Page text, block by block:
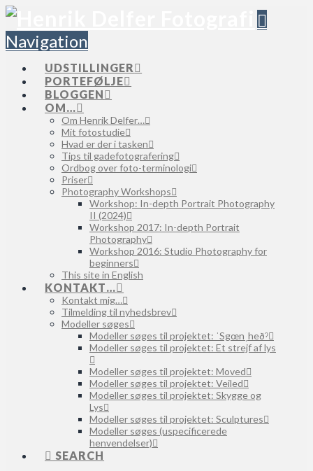
Navigation
UDSTILLINGER
PORTEFØLJE
BLOGGEN
OM…
Om Henrik Delfer…
Mit fotostudie
Hvad er der i tasken
Tips til gadefotografering
Ordbog over foto-terminologi
Priser
Photography Workshops
Workshop: In-depth Portrait Photography
II (2024)
Workshop 2017: In-depth Portrait
Photography
Workshop 2016: Studio Photography for
beginners
This site in English
KONTAKT…
Kontakt mig…
Tilmelding til nyhedsbrev
Modeller søges
Modeller søges til projektet: ˈSgœnˌheðˀ
Modeller søges til projektet: Et strejf af lys
Modeller søges til projektet: Moved
Modeller søges til projektet: Veiled
Modeller søges til projektet: Skygge og
Lys
Modeller søges til projektet: Sculptures
Modeller søges (uspecificerede
henvendelser)
SEARCH